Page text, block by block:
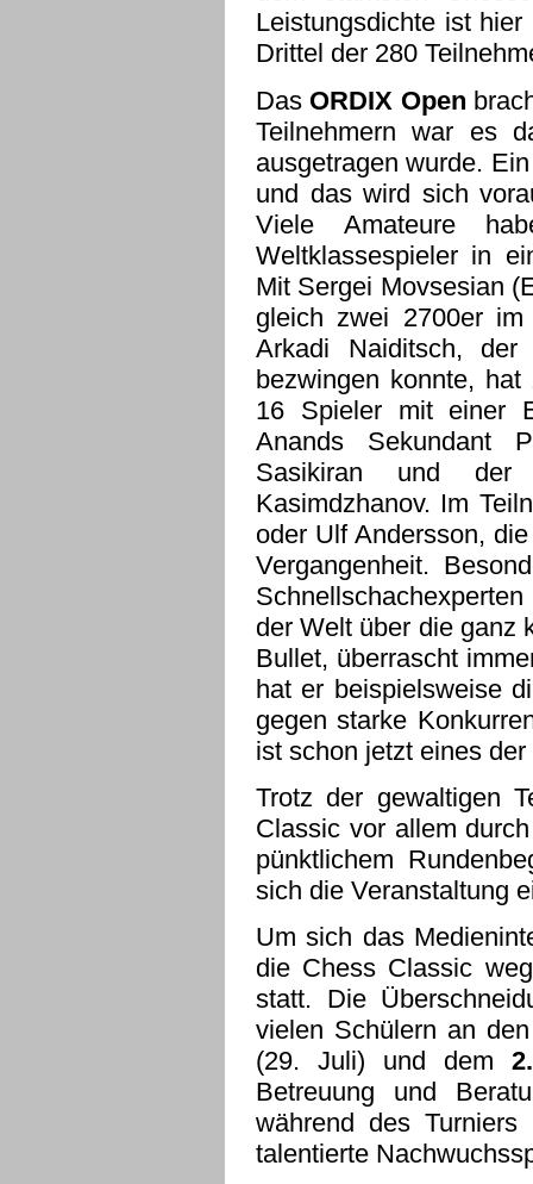
Leistungsdichte ist
Drittel der 280
Das ORDIX Open
Teilnehmern war es
ausgetragen wurde.
und das wird sich
Viele Amateure
Weltklassespieler in
Mit Sergei Movsesian
gleich zwei 2700er
Arkadi Naiditsch,
bezwingen konnte,
16 Spieler mit einer
Anands Sekundant
Sasikiran und der
Kasimdzhanov. Im
oder Ulf Andersson,
Vergangenheit.
der Welt über die ganz
Bullet, überrascht
hat er beispielsweise
gegen starke
ist schon jetzt eines
Trotz der gewaltigen
Classic vor allem
pünktlichem
sich die Veranstaltung
Um sich das
die Chess Classic
statt. Die
vielen Schülern an
(29. Juli) und dem
Betreuung und
während des
talentierte